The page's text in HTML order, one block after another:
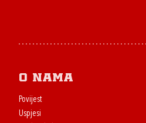
O nama
Povijest
Uspjesi